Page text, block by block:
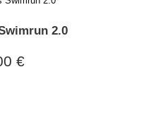
2.0
€